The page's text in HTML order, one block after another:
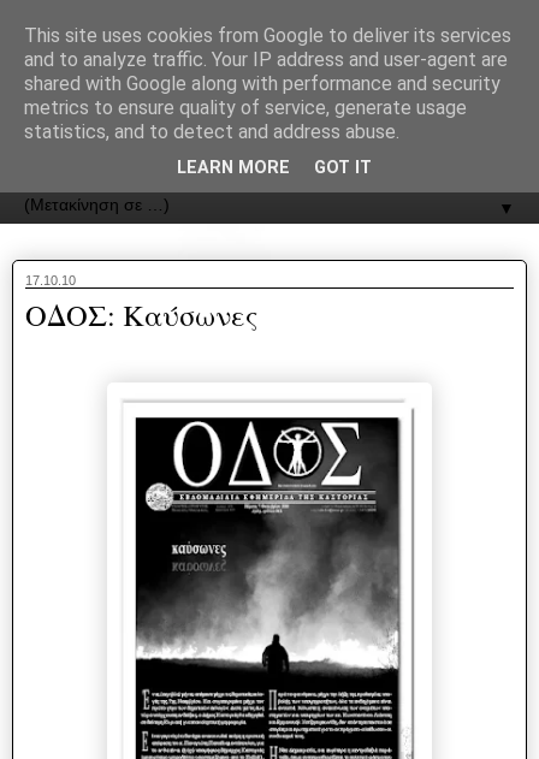
ΟΔΟΣ
▼
17.10.10
ΟΔΟΣ: Καύσωνες
This site uses cookies from Google to deliver its services
and to analyze traffic. Your IP address and user-agent are
shared with Google along with performance and security
metrics to ensure quality of service, generate usage
statistics, and to detect and address abuse.
LEARN MORE GOT IT